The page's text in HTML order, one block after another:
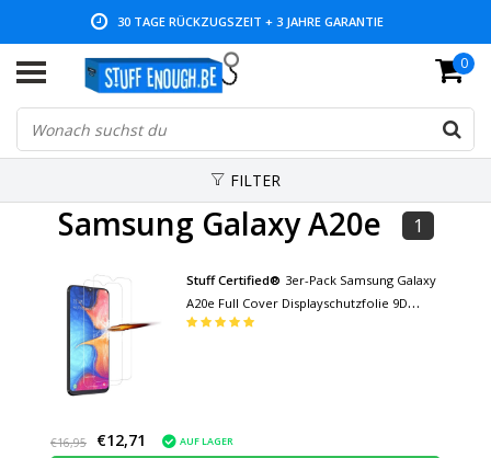
30 TAGE RÜCKZUGSZEIT + 3 JAHRE GARANTIE
NIEDRIGE PREISE UND GROSSE AUSWAHL 0
FILTER
Samsung Galaxy A20e 1
Stuff Certified® 3er-Pack Samsung Galaxy
A20e Full Cover Displayschutzfolie 9D
Panzerglasfolie Gehärtetes Glas Glas
€16,95 €12,71 AUF LAGER